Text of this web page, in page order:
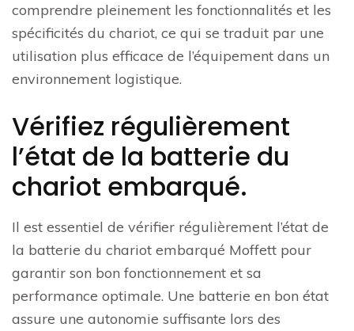
comprendre pleinement les fonctionnalités et les
spécificités du chariot, ce qui se traduit par une
utilisation plus efficace de l’équipement dans un
environnement logistique.
Vérifiez régulièrement
l’état de la batterie du
chariot embarqué.
Il est essentiel de vérifier régulièrement l’état de
la batterie du chariot embarqué Moffett pour
garantir son bon fonctionnement et sa
performance optimale. Une batterie en bon état
assure une autonomie suffisante lors des